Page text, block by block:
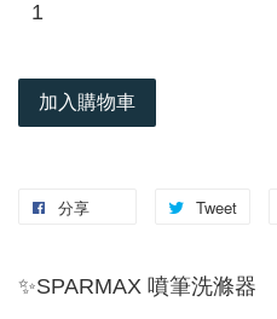
加入購物車
分享 Tweet
✨SPARMAX 噴筆洗滌器